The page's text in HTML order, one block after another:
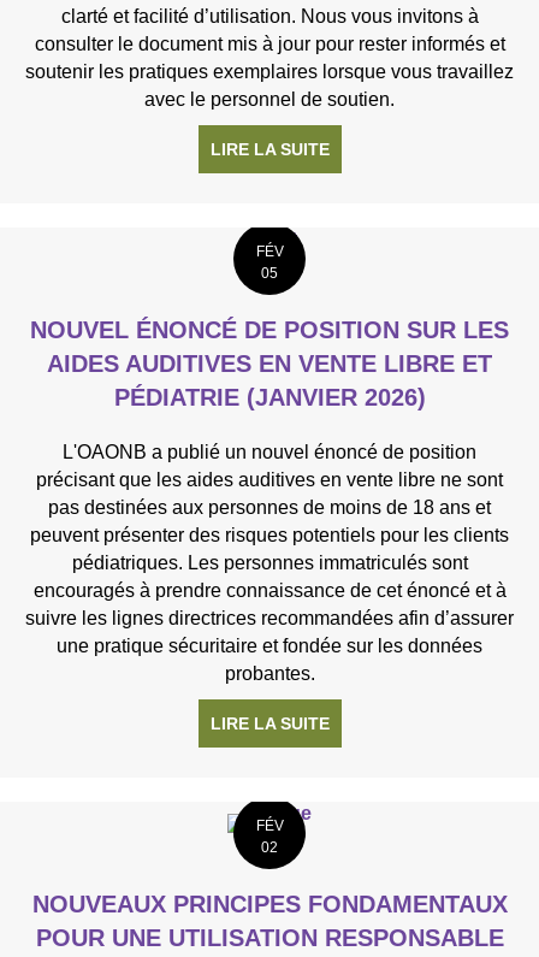
clarté et facilité d’utilisation. Nous vous invitons à
consulter le document mis à jour pour rester informés et
soutenir les pratiques exemplaires lorsque vous travaillez
avec le personnel de soutien.
LIRE LA SUITEÀ PROPOS DE LIGNES
FÉV
05
NOUVEL ÉNONCÉ DE POSITION SUR LES
AIDES AUDITIVES EN VENTE LIBRE ET
PÉDIATRIE (JANVIER 2026)
L'OAONB a publié un nouvel énoncé de position
précisant que les aides auditives en vente libre ne sont
pas destinées aux personnes de moins de 18 ans et
peuvent présenter des risques potentiels pour les clients
pédiatriques. Les personnes immatriculés sont
encouragés à prendre connaissance de cet énoncé et à
suivre les lignes directrices recommandées afin d’assurer
une pratique sécuritaire et fondée sur les données
probantes.
LIRE LA SUITEÀ PROPOS DE NOUVEL
FÉV
02
NOUVEAUX PRINCIPES FONDAMENTAUX
POUR UNE UTILISATION RESPONSABLE